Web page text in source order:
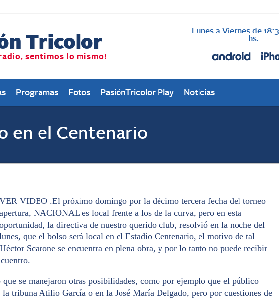
Lunes a Viernes de
hs.
Programas Fotos PasiónTricolor Play Noticias
en el Centenario
VER VIDEO .El próximo domingo por la décimo tercera fecha del torneo
apertura, NACIONAL es local frente a los de la curva, pero en esta
oportunidad, la directiva de nuestro querido club, resolvió en la noche del
lunes, que el bolso será local en el Estadio Centenario, el motivo de tal
Scarone se encuentra en plena obra, y por lo tanto no puede recibir
se manejaron otras posibilidades, como por ejemplo que el público
tribuna Atilio García o en la José María Delgado, pero por cuestiones de